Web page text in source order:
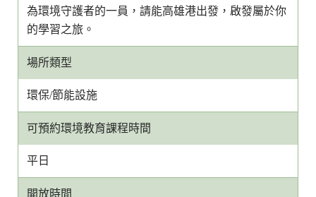
為環境守護者的一員，請能高雄港出發，啟發屬於你
的學習之旅。
場所類型
環保/節能設施
可預約環境教育課程時間
平日
開放時間